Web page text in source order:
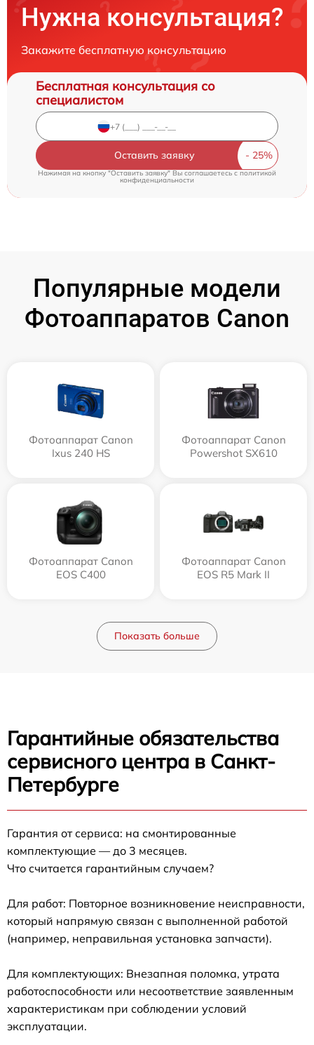
Нужна консультация?
Закажите бесплатную консультацию
Бесплатная консультация со
специалистом
Оставить заявку
Нажимая на кнопку "Оставить заявку" Вы соглашаетесь cполитикой
конфиденциальности
Популярные модели
Фотоаппаратов Canon
Фотоаппарат Canon
Ixus 240 HS
Фотоаппарат Canon
Powershot SX610
Фотоаппарат Canon
EOS C400
Фотоаппарат Canon
EOS R5 Mark II
Показать больше
Гарантийные обязательства
сервисного центра в Санкт-
Петербурге
Гарантия от сервиса: на смонтированные
комплектующие — до 3 месяцев.
Что считается гарантийным случаем?
Для работ: Повторное возникновение неисправности,
который напрямую связан с выполненной работой
(например, неправильная установка запчасти).
Для комплектующих: Внезапная поломка, утрата
работоспособности или несоответствие заявленным
характеристикам при соблюдении условий
эксплуатации.